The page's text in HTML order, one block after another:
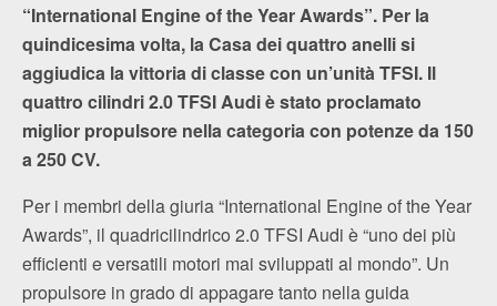
“International Engine of the Year Awards”. Per la
quindicesima volta, la Casa dei quattro anelli si
aggiudica la vittoria di classe con un’unità TFSI. Il
quattro cilindri 2.0 TFSI Audi è stato proclamato
miglior propulsore nella categoria con potenze da 150
a 250 CV.
Per i membri della giuria “International Engine of the Year
Awards”, il quadricilindrico 2.0 TFSI Audi è “uno dei più
efficienti e versatili motori mai sviluppati al mondo”. Un
propulsore in grado di appagare tanto nella guida